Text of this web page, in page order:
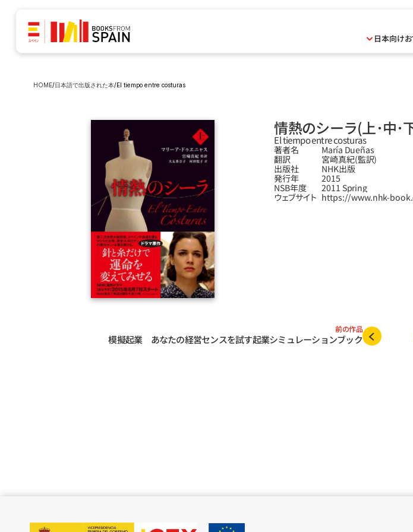
日本向け
HOME/日本語で出版された本/El tiempo entre costuras
情熱のシーラ（上･中･
El tiempo entre costuras
著者名
María Dueñas
翻訳
宮崎真紀（監訳）
出版社
NHK出版
発行年
2015
NSB年度
2011 Spring
ウェブサイト https://www.nhk-
前の作品
模擬起業　あなたの経営センスを試す起業シミュレーションブック